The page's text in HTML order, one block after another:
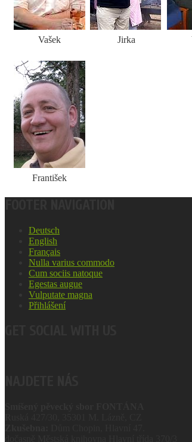
Vašek Jirka
František
Deutsch
English
Français
Nulla varius commodo
Cum sociis natoque
Egestas augue
Vulputate magna
Přihlášení